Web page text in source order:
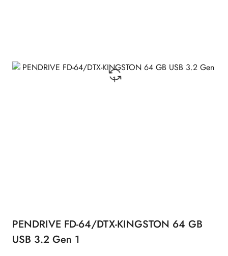
PENDRIVE FD-64/DTX-KINGSTON 64 GB
USB 3.2 Gen 1